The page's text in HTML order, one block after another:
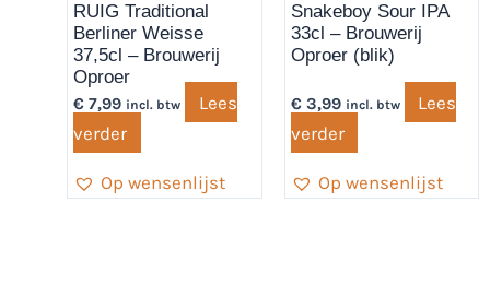
RUIG Traditional
Berliner Weisse
37,5cl – Brouwerij
Oproer
€ 7,99 incl. btw
Lees
verder
Op wensenlijst
Snakeboy Sour IPA
33cl – Brouwerij
Oproer (blik)
€3,99 incl. btw
Lees
verder
Op wensenlijst